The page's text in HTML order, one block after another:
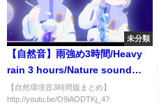
未分類
【自然音】雨強め3時間/Heavy
rain 3 hours/Nature sound
Healing chill out
【自然環境音3時間版まとめ】
http://youtu.be/O9iAODTKj_4?